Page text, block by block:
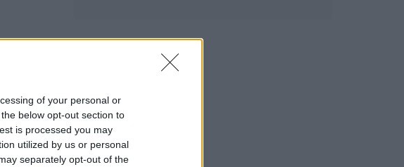
of your personal or
below opt-out section to
is processed you may
utilized by us or personal
separately opt-out of the